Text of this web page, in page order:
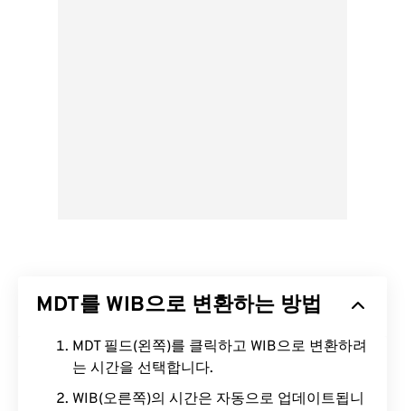
MDT를 WIB으로 변환하는 방법
MDT 필드(왼쪽)를 클릭하고 WIB으로 변환하려
는 시간을 선택합니다.
WIB(오른쪽)의 시간은 자동으로 업데이트됩니